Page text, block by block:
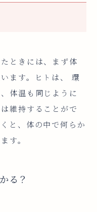
ときには、まず体
ます。ヒトは、 環
体温も同じように
維持することがで
と、体の中で何らか
す。
る？